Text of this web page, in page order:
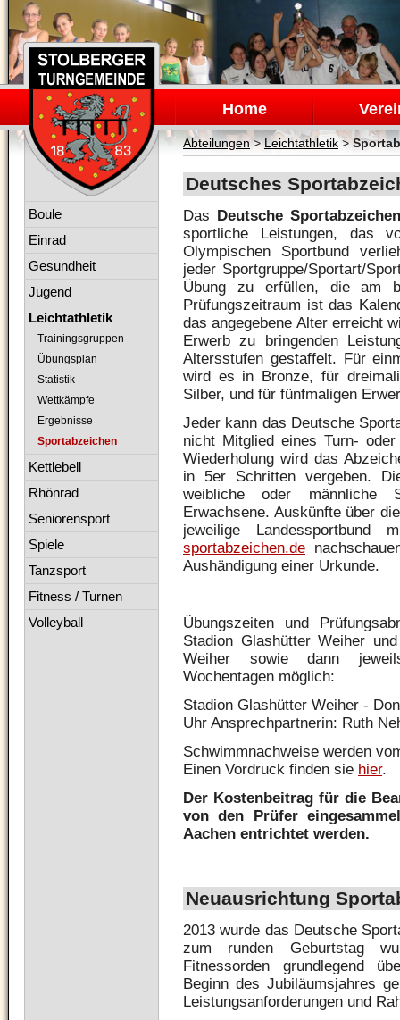
Navigation
überspringen
Home
Abteilungen>Leichtathletik >
Deutsches
Das Deutsche Sportabzeichen
sportliche Leistungen, das
Olympischen Sportbund
jeder Sportgruppe/Sportart/
Übung zu erfüllen, die am
Prüfungszeitraum ist das
das angegebene Alter erreicht
Erwerb zu bringenden
Altersstufen gestaffelt. Für
wird es in Bronze, für
Silber, und für fünfmaligen
Jeder kann das Deutsche
nicht Mitglied eines Turn-
Wiederholung wird das
in 5er Schritten vergeben.
weibliche oder männliche
Erwachsene. Auskünfte über
jeweilige
sportabzeichen.de
Aushändigung einer Urkunde.
Übungszeiten und
Stadion Glashütter Weiher
Weiher sowie dann
Wochentagen möglich:
Stadion Glashütter Weiher -
Uhr Ansprechpartnerin: Ruth
Schwimmnachweise werden
Einen Vordruck finden sie hier.
Der Kostenbeitrag für die
von den Prüfer
Aachen entrichtet werden.
Neuausrichtung
2013 wurde das Deutsche
zum runden Geburtstag
Fitnessorden grundlegend
Beginn des Jubiläumsjahres
Leistungsanforderungen und
Navigation
Boule
Einrad
Gesundheit
Jugend
Leichtathletik
Trainingsgruppen
Übungsplan
Statistik
Wettkämpfe
Ergebnisse
Sportabzeichen
Kettlebell
Rhönrad
Seniorensport
Spiele
Tanzsport
Fitness / Turnen
Volleyball